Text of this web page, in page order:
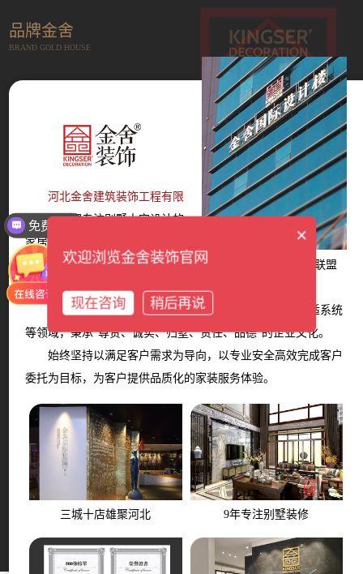
品牌金舍
BRAND GOLD HOUSE
河北金舍建筑装饰工程有限
公司是一家专注别墅大宅设计的
家居服务平台，成立于2014年。
现拥有12大墅级设计师团队、6大服务体系、多家战略联盟
商家。
产品覆盖设计、装修、主材、软装、家电、智能、舒适系统
等领域，秉承“尊贵、诚实、归墅、责任、品德”的企业文化。
始终坚持以满足客户需求为导向，以专业安全高效完成客户
委托为目标，为客户提供品质化的家装服务体验。
三城十店雄聚河北 9年专注别墅装修
免费报价 ×
欢迎浏览金舍装饰官网
现在咨询 稍后再说